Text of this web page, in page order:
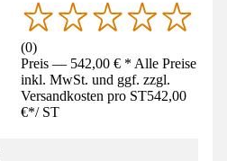
(0)
Preis — 542,00 € * Alle Preise
inkl. MwSt. und ggf. zzgl.
Versandkosten pro ST542,00
€*/ ST